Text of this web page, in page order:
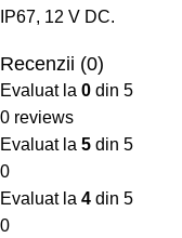
IP67, 12 V DC.
Recenzii (0)
Evaluat la 0 din 5
0 reviews
Evaluat la 5 din 5
0
Evaluat la 4 din 5
0